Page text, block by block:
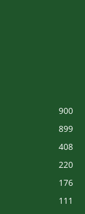
900
899
408
220
176
111